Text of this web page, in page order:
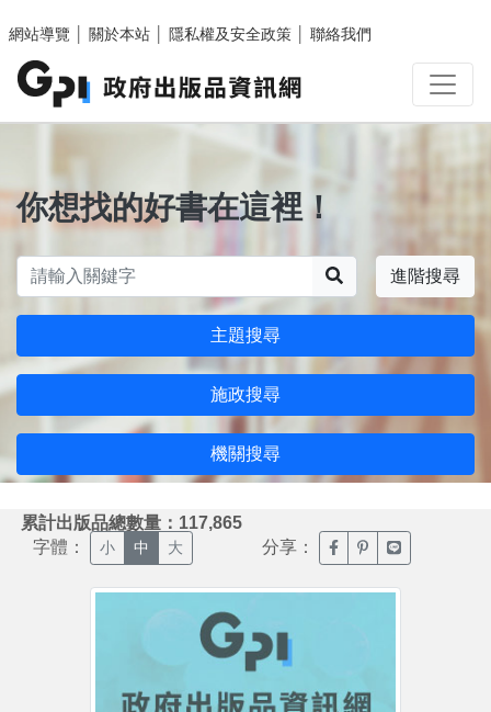
網站導覽
關於本站 隱私權及安全政策 聯絡我們
你想找的好書在這裡！
進階搜尋
主題搜尋
施政搜尋
機關搜尋
累計出版品總數量：117,865
字體： 小 中 大 分享： 臉書分享(另開新視窗)
噗浪分享(另開新
Line分享(另